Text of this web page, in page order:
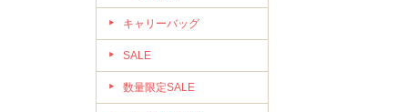
キャリーバッグ
SALE
数量限定SALE